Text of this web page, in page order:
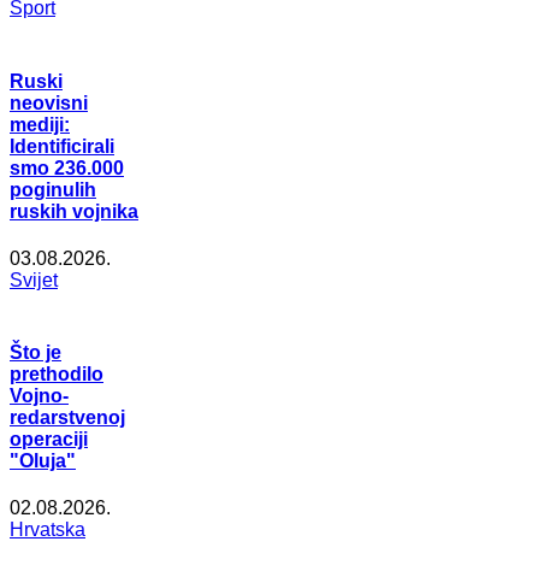
Šport
Ruski
neovisni
mediji:
Identificirali
smo 236.000
poginulih
ruskih vojnika
03.08.2026.
Svijet
Što je
prethodilo
Vojno-
redarstvenoj
operaciji
"Oluja"
02.08.2026.
Hrvatska